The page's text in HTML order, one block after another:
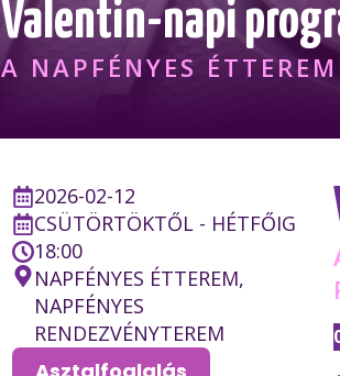
Valentin-napi
A NAPFÉNYES
2026-02-12
CSÜTÖRTÖKTŐL - HÉTFŐIG
18:00
NAPFÉNYES ÉTTEREM,
NAPFÉNYES
RENDEZVÉNYTEREM